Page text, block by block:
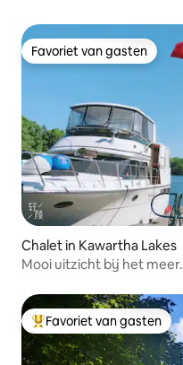
Favoriet van gasten
Favoriet van gasten
Chalet in Kawartha Lakes
Mooi uitzicht bij het meer.
Topfavoriet van gasten
Favoriet van gasten